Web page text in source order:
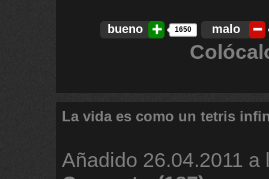
bueno 1650 malo
La vida es como un tetris
Añadido 26.04.2011 a